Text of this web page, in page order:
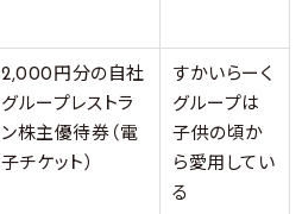
2,000円分の自社
グループレストラ
ン株主優待券（電
子チケット）
すかいらーく
グループは
子供の頃か
ら愛用してい
る